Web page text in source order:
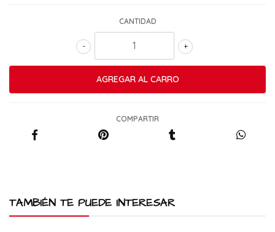
CANTIDAD
+
-
COMPARTIR
TAMBIÉN TE PUEDE INTERESAR